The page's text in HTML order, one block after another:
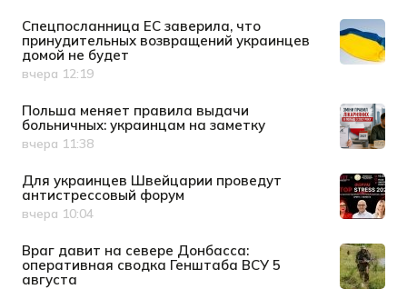
Спецпосланница ЕС заверила, что
принудительных возвращений украинцев
домой не будет
Дата публикации
вчера 12:19
Польша меняет правила выдачи
больничных: украинцам на заметку
Дата публикации
вчера 11:38
Для украинцев Швейцарии проведут
антистрессовый форум
Дата публикации
вчера 10:04
Враг давит на севере Донбасса:
оперативная сводка Генштаба ВСУ 5
августа